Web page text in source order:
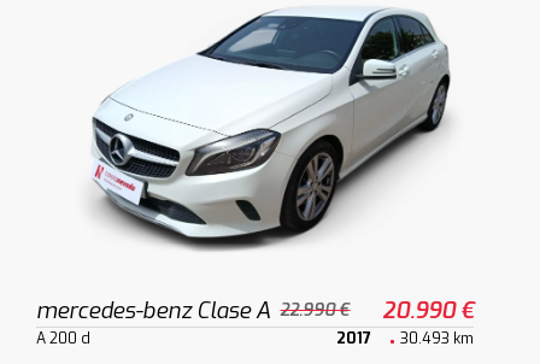
mercedes-benz Clase A 22.990 € 20.990 €
A 200 d 2017 30.493 km